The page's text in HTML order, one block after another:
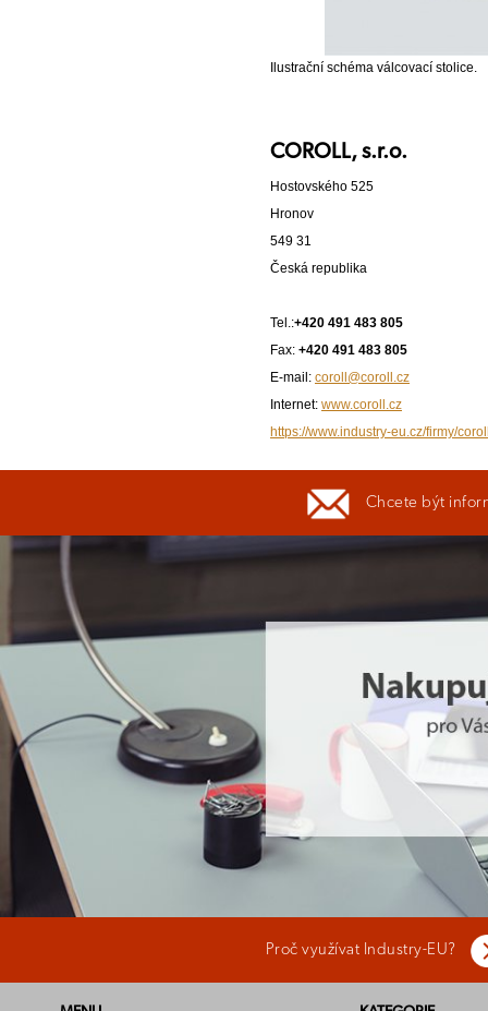
Ilustrační schéma válcovací stolice.
COROLL, s.r.o.
Hostovského 525
Hronov
549 31
Česká republika
Tel.:+420 491 483 805
Fax: +420 491 483 805
E-mail: coroll@coroll.cz
Internet: www.coroll.cz
https://www.industry-eu.cz/firmy/
Chcete být
Proč využívat Industry-EU?